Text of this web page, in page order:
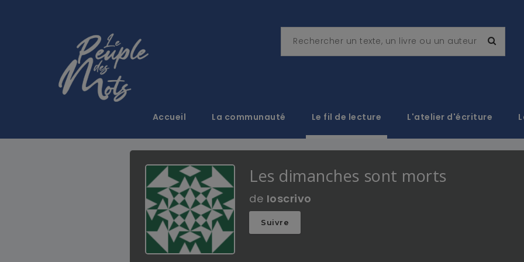
Accueil La communauté Le fil de lecture L'atelier d'écriture
Les dimanches sont morts
de Ioscrivo
Suivre